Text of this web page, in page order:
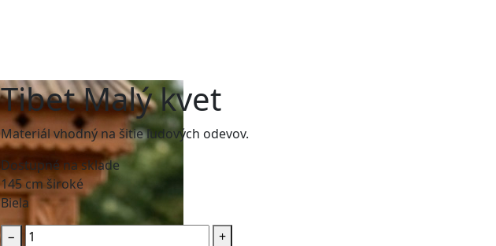
Tibet Malý kvet
Materiál vhodný na šitie ľudových odevov.
Dostupné na sklade
145 cm široké
Biela
−
+